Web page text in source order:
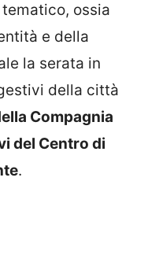
ossia
e della
la serata in
della città
Compagnia
del Centro di
.